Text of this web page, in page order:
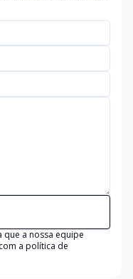
a nossa equipe
a política de